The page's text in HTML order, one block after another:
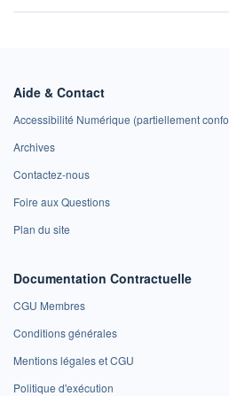
Aide & Contact
Accessibilité Numérique (partiellement
Archives
Contactez-nous
Foire aux Questions
Plan du site
Documentation Contractuelle
CGU Membres
Conditions générales
Mentions légales et CGU
Politique d'exécution